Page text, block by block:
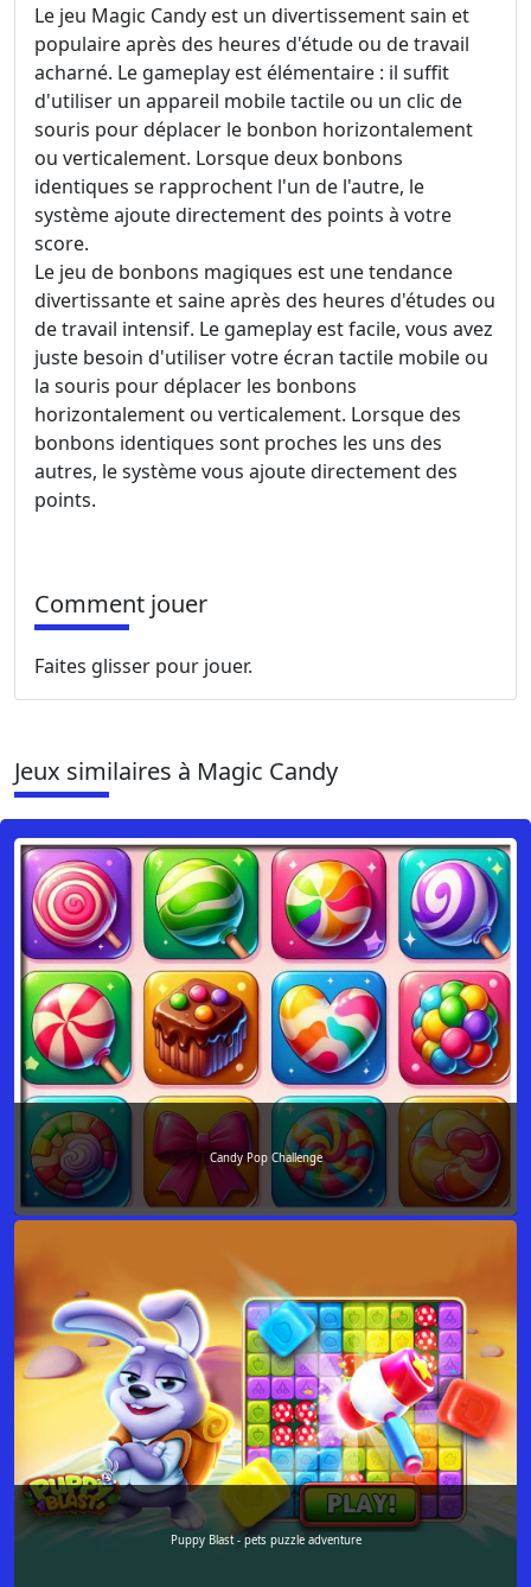
Le jeu Magic Candy est un divertissement sain et
populaire après des heures d'étude ou de travail
acharné. Le gameplay est élémentaire : il suffit
d'utiliser un appareil mobile tactile ou un clic de
souris pour déplacer le bonbon horizontalement
ou verticalement. Lorsque deux bonbons
identiques se rapprochent l'un de l'autre, le
système ajoute directement des points à votre
score.
Le jeu de bonbons magiques est une tendance
divertissante et saine après des heures d'études ou
de travail intensif. Le gameplay est facile, vous avez
juste besoin d'utiliser votre écran tactile mobile ou
la souris pour déplacer les bonbons
horizontalement ou verticalement. Lorsque des
bonbons identiques sont proches les uns des
autres, le système vous ajoute directement des
points.
Comment jouer
Faites glisser pour jouer.
Jeux similaires à Magic Candy
Candy Pop Challenge
Puppy Blast - pets puzzle adventure